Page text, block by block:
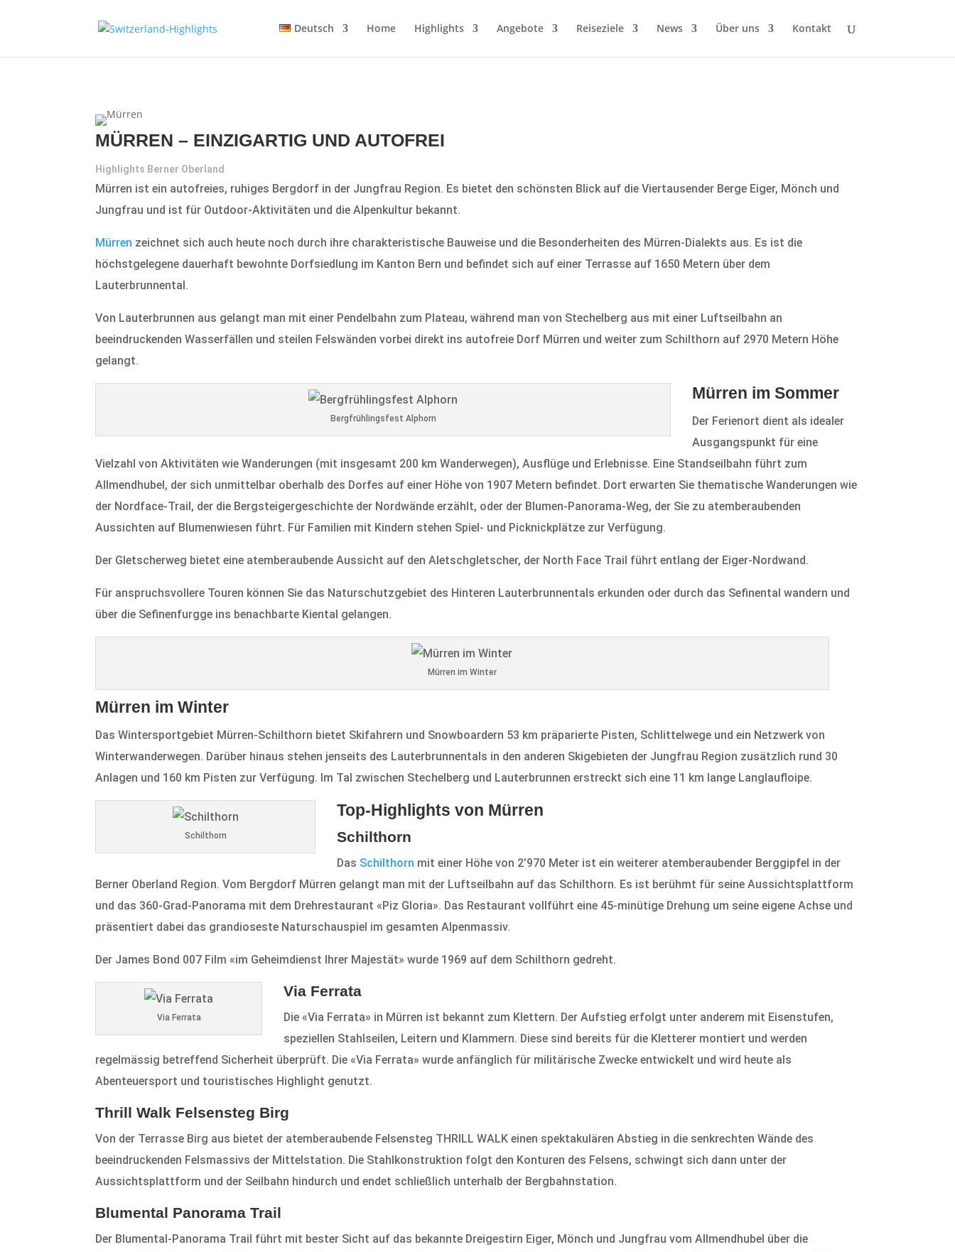
Deutsch Home Highlights Angebote Reiseziele News Über uns Kontakt
MÜRREN – EINZIGARTIG UND AUTOFREI
Highlights Berner Oberland
Mürren ist ein autofreies, ruhiges Bergdorf in der Jungfrau Region. Es bietet den schönsten Blick auf die Viertausender Berge Eiger, Mönch und
Jungfrau und ist für Outdoor-Aktivitäten und die Alpenkultur bekannt.
Mürren zeichnet sich auch heute noch durch ihre charakteristische Bauweise und die Besonderheiten des Mürren-Dialekts aus. Es ist die
höchstgelegene dauerhaft bewohnte Dorfsiedlung im Kanton Bern und befindet sich auf einer Terrasse auf 1650 Metern über dem
Lauterbrunnental.
Von Lauterbrunnen aus gelangt man mit einer Pendelbahn zum Plateau, während man von Stechelberg aus mit einer Luftseilbahn an
beeindruckenden Wasserfällen und steilen Felswänden vorbei direkt ins autofreie Dorf Mürren und weiter zum Schilthorn auf 2970 Metern Höhe
gelangt.
Bergfrühlingsfest Alphorn
Mürren im Sommer
Der Ferienort dient als idealer
Ausgangspunkt für eine
Vielzahl von Aktivitäten wie Wanderungen (mit insgesamt 200 km Wanderwegen), Ausflüge und Erlebnisse. Eine Standseilbahn führt zum
Allmendhubel, der sich unmittelbar oberhalb des Dorfes auf einer Höhe von 1907 Metern befindet. Dort erwarten Sie thematische Wanderungen wie
der Nordface-Trail, der die Bergsteigergeschichte der Nordwände erzählt, oder der Blumen-Panorama-Weg, der Sie zu atemberaubenden
Aussichten auf Blumenwiesen führt. Für Familien mit Kindern stehen Spiel- und Picknickplätze zur Verfügung.
Der Gletscherweg bietet eine atemberaubende Aussicht auf den Aletschgletscher, der North Face Trail führt entlang der Eiger-Nordwand.
Für anspruchsvollere Touren können Sie das Naturschutzgebiet des Hinteren Lauterbrunnentals erkunden oder durch das Sefinental wandern und
über die Sefinenfurgge ins benachbarte Kiental gelangen.
Mürren im Winter
Mürren im Winter
Das Wintersportgebiet Mürren-Schilthorn bietet Skifahrern und Snowboardern 53 km präparierte Pisten, Schlittelwege und ein Netzwerk von
Winterwanderwegen. Darüber hinaus stehen jenseits des Lauterbrunnentals in den anderen Skigebieten der Jungfrau Region zusätzlich rund 30
Anlagen und 160 km Pisten zur Verfügung. Im Tal zwischen Stechelberg und Lauterbrunnen erstreckt sich eine 11 km lange Langlaufloipe.
Schilthorn
Top-Highlights von Mürren
Schilthorn
Das Schilthorn mit einer Höhe von 2’970 Meter ist ein weiterer atemberaubender Berggipfel in der
Berner Oberland Region. Vom Bergdorf Mürren gelangt man mit der Luftseilbahn auf das Schilthorn. Es ist berühmt für seine Aussichtsplattform
und das 360-Grad-Panorama mit dem Drehrestaurant «Piz Gloria». Das Restaurant vollführt eine 45-minütige Drehung um seine eigene Achse und
präsentiert dabei das grandioseste Naturschauspiel im gesamten Alpenmassiv.
Der James Bond 007 Film «im Geheimdienst Ihrer Majestät» wurde 1969 auf dem Schilthorn gedreht.
Via Ferrata
Via Ferrata
Die «Via Ferrata» in Mürren ist bekannt zum Klettern. Der Aufstieg erfolgt unter anderem mit Eisenstufen,
speziellen Stahlseilen, Leitern und Klammern. Diese sind bereits für die Kletterer montiert und werden
regelmässig betreffend Sicherheit überprüft. Die «Via Ferrata» wurde anfänglich für militärische Zwecke entwickelt und wird heute als
Abenteuersport und touristisches Highlight genutzt.
Thrill Walk Felsensteg Birg
Von der Terrasse Birg aus bietet der atemberaubende Felsensteg THRILL WALK einen spektakulären Abstieg in die senkrechten Wände des
beeindruckenden Felsmassivs der Mittelstation. Die Stahlkonstruktion folgt den Konturen des Felsens, schwingt sich dann unter der
Aussichtsplattform und der Seilbahn hindurch und endet schließlich unterhalb der Bergbahnstation.
Blumental Panorama Trail
Der Blumental-Panorama Trail führt mit bester Sicht auf das bekannte Dreigestirn Eiger, Mönch und Jungfrau vom Allmendhubel über die